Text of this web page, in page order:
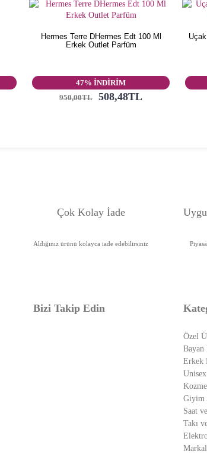
Hermes Terre DHermes Edt 100 Ml
Erkek Outlet Parfüm
47% İNDİRİM
950,00TL
508,48TL
Çok Kolay İade
Aldığınız ürünü kolayca iade edebilirsiniz
Bizi Takip Edin
Özel
Bayan
Erkek
Giyim
Saat
Takı